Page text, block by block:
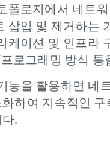
폴로지에서 네트
삽입 및 제거하는
케이션 및 인프라
로그래밍 방식 통
능을 활용하면 네
하여 지속적인 구
.